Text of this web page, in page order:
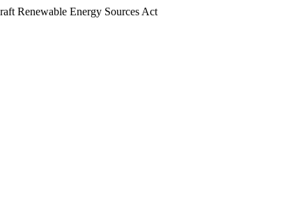
Renewable Energy Sources Act